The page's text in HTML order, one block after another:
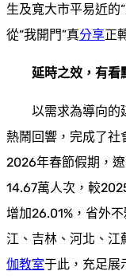
生及寬大市平易近的
從“我開門”真分享正
延時之效，有看
以需求為導向的
熱鬧回響，完成了社
2026年春節假期，
14.67萬人次，較
增加26.01%，省外
江、吉林、河北、江
伽教室于此，充足展